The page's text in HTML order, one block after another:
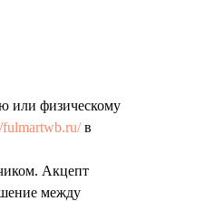
или физическому
fulmartwb.ru/ в
Акцепт
между